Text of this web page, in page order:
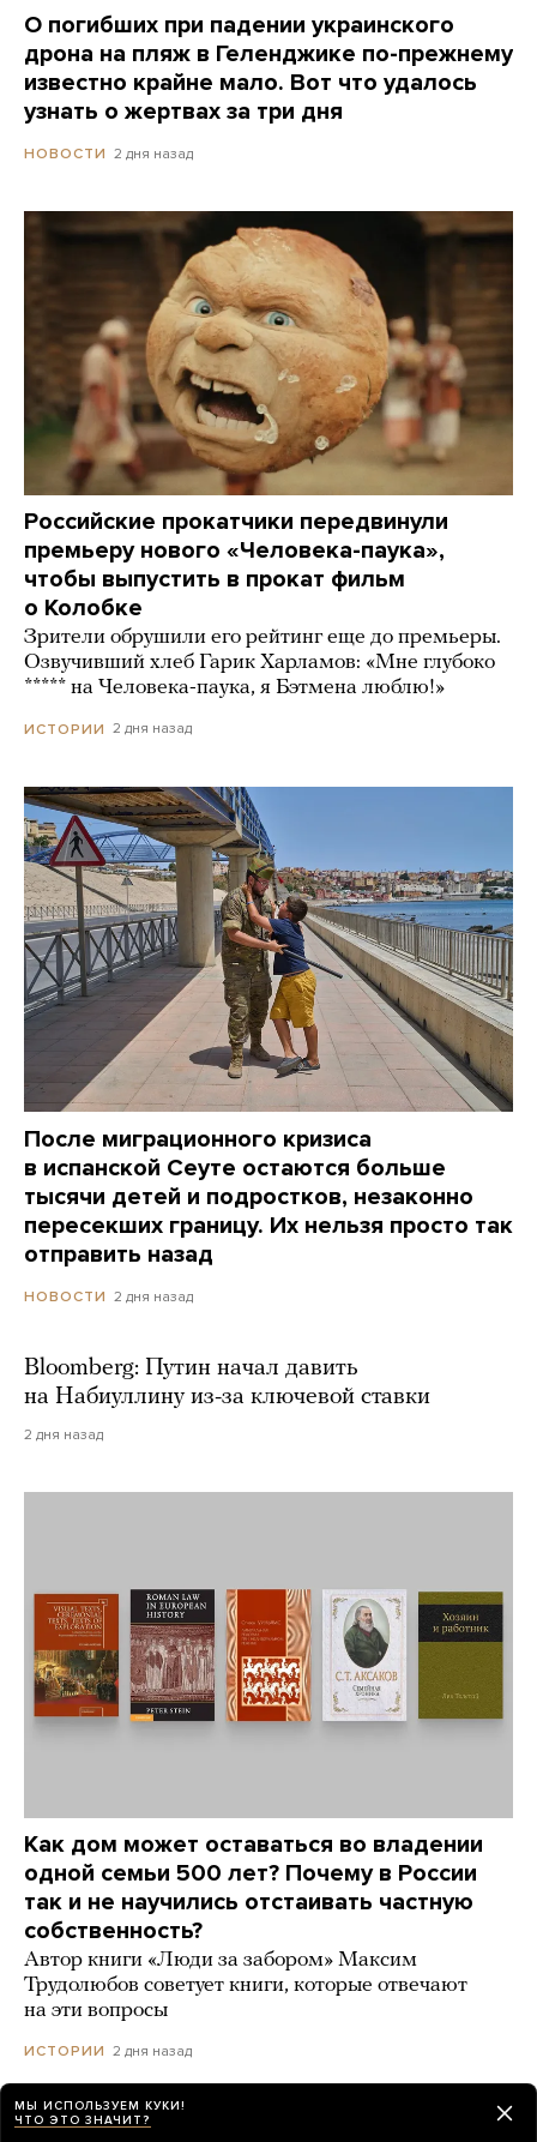
О погибших при падении украинского
дрона на пляж в Геленджике по-прежнему
известно крайне мало. Вот что удалось
узнать о жертвах за три дня
НОВОСТИ 2 дня назад
Российские прокатчики передвинули
премьеру нового «Человека-паука»,
чтобы выпустить в прокат фильм
о Колобке
Зрители обрушили его рейтинг еще до премьеры.
Озвучивший хлеб Гарик Харламов: «Мне глубоко
***** на Человека-паука, я Бэтмена люблю!»
ИСТОРИИ 2 дня назад
После миграционного кризиса
в испанской Сеуте остаются больше
тысячи детей и подростков, незаконно
пересекших границу. Их нельзя просто так
отправить назад
НОВОСТИ 2 дня назад
Bloomberg: Путин начал давить
на Набиуллину из-за ключевой ставки
2 дня назад
Как дом может оставаться во владении
одной семьи 500 лет? Почему в России
так и не научились отстаивать частную
собственность?
Автор книги «Люди за забором» Максим
Трудолюбов советует книги, которые отвечают
на эти вопросы
ИСТОРИИ 2 дня назад
МЫ ИСПОЛЬЗУЕМ КУКИ!
ЧТО ЭТО ЗНАЧИТ?